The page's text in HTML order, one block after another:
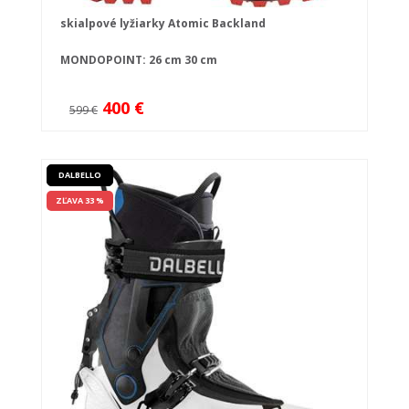
skialpové lyžiarky Atomic Backland
MONDOPOINT: 26 cm 30 cm
599 € 400 €
DALBELLO
ZĽAVA 33 %